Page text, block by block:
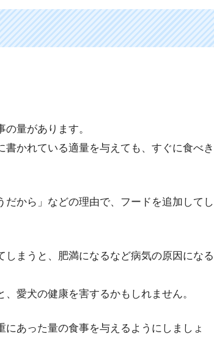
量があります。
かれている適量を与えても、すぐに食べき
だから」などの理由で、フードを追加してし
まうと、肥満になるなど病気の原因になる
愛犬の健康を害するかもしれません。
あった量の食事を与えるようにしましょ